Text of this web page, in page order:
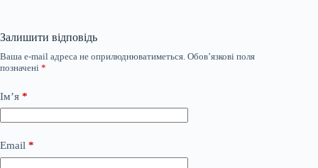
Залишити відповідь
Ваша e-mail адреса не оприлюднюватиметься. Обов’язкові поля
позначені *
Ім’я *
Email *